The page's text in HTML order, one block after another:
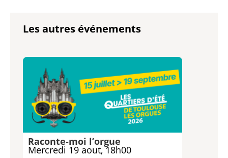
Les autres événements
Raconte-moi l’orgue
Mercredi 19 aout, 18h00